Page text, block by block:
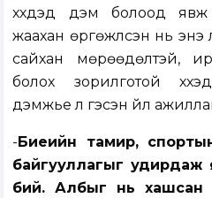
хүүхдэд дэм болоод явж
жаахан өргөжүүлсэн нь
сайхан мөрөөдөлтэй,
болох зорилготой
дэмжье л гэсэн үйл
- Биеийн тамир,
байгууллагыг удирдаж
бий. Албыг нь хашсан шиг